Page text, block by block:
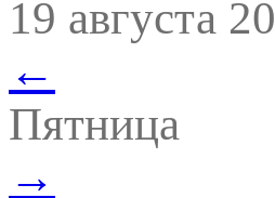
19 августа
←
Пятница
→